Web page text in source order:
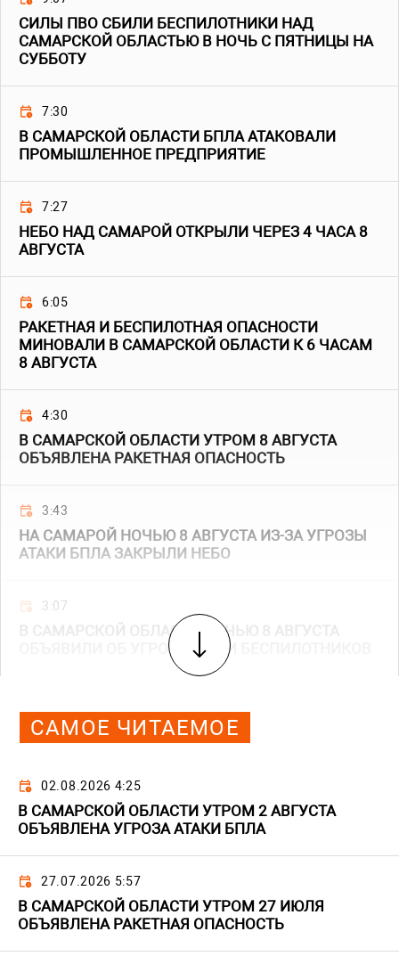
СИЛЫ ПВО СБИЛИ БЕСПИЛОТНИКИ НАД
САМАРСКОЙ ОБЛАСТЬЮ В НОЧЬ С ПЯТНИЦЫ НА
СУББОТУ
7:30
В САМАРСКОЙ ОБЛАСТИ БПЛА АТАКОВАЛИ
ПРОМЫШЛЕННОЕ ПРЕДПРИЯТИЕ
7:27
НЕБО НАД САМАРОЙ ОТКРЫЛИ ЧЕРЕЗ 4 ЧАСА 8
АВГУСТА
6:05
РАКЕТНАЯ И БЕСПИЛОТНАЯ ОПАСНОСТИ
МИНОВАЛИ В САМАРСКОЙ ОБЛАСТИ К 6 ЧАСАМ
8 АВГУСТА
4:30
В САМАРСКОЙ ОБЛАСТИ УТРОМ 8 АВГУСТА
ОБЪЯВЛЕНА РАКЕТНАЯ ОПАСНОСТЬ
3:43
НА САМАРОЙ НОЧЬЮ 8 АВГУСТА ИЗ-ЗА УГРОЗЫ
АТАКИ БПЛА ЗАКРЫЛИ НЕБО
3:07
В САМАРСКОЙ ОБЛАСТИ НОЧЬЮ 8 АВГУСТА
ОБЪЯВИЛИ ОБ УГРОЗЕ АТАКИ БЕСПИЛОТНИКОВ
САМОЕ ЧИТАЕМОЕ
02.08.2026 4:25
В САМАРСКОЙ ОБЛАСТИ УТРОМ 2 АВГУСТА
ОБЪЯВЛЕНА УГРОЗА АТАКИ БПЛА
27.07.2026 5:57
В САМАРСКОЙ ОБЛАСТИ УТРОМ 27 ИЮЛЯ
ОБЪЯВЛЕНА РАКЕТНАЯ ОПАСНОСТЬ